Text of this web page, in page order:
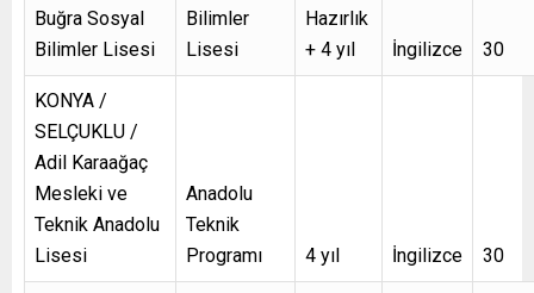
Buğra Sosyal
Bilimler Lisesi
Bilimler
Lisesi
Hazırlık
+ 4 yıl
İngilizce 30
KONYA /
SELÇUKLU /
Adil Karaağaç
Mesleki ve
Teknik Anadolu
Lisesi
Anadolu
Teknik
Programı
4 yıl İngilizce 30